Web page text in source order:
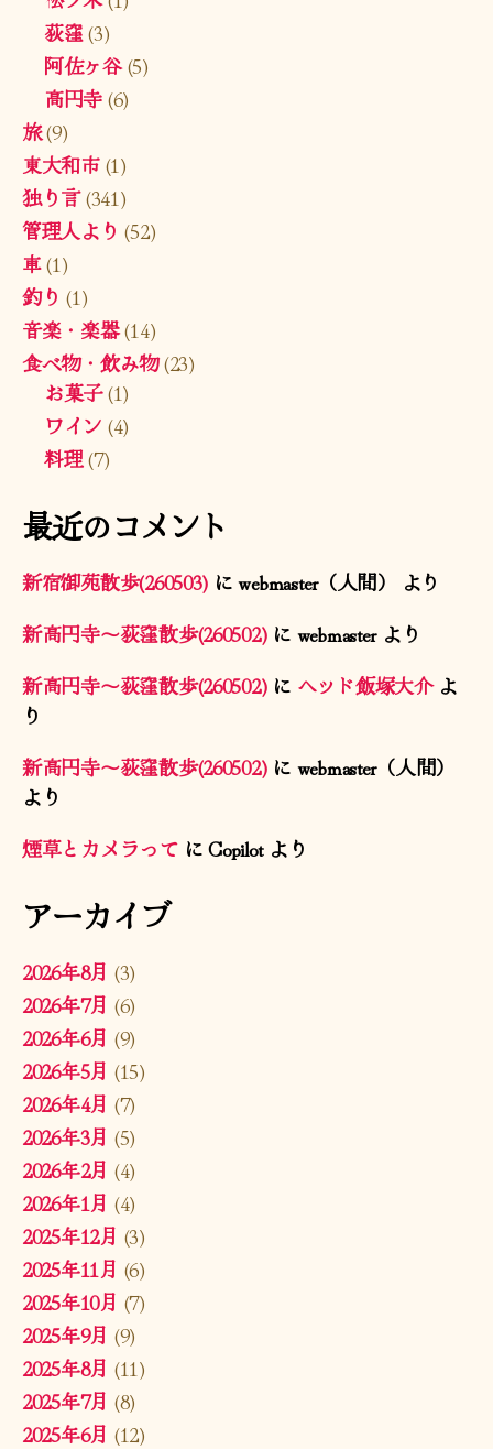
荻窪(3)
阿佐ヶ谷(5)
高円寺(6)
旅(9)
東大和市(1)
独り言(341)
管理人より (52)
車(1)
釣り (1)
音楽・楽器(14)
食べ物・飲み物(23)
お菓子(1)
ワイン (4)
料理(7)
最近のコメント
新宿御苑散歩(260503) にwebmaster（人間）
より
新高円寺〜荻窪散歩(260502)に webmasterより
新高円寺〜荻窪散歩(260502)に ヘッド飯塚大介よ
り
新高円寺〜荻窪散歩(260502)に webmaster（人間）
より
煙草とカメラってにCopilotより
アーカイブ
2026年8月 (3)
2026年7月 (6)
2026年6月 (9)
2026年5月 (15)
2026年4月 (7)
2026年3月 (5)
2026年2月 (4)
2026年1月 (4)
2025年12月 (3)
2025年11月 (6)
2025年10月 (7)
2025年9月 (9)
2025年8月 (11)
2025年7月 (8)
2025年6月 (12)